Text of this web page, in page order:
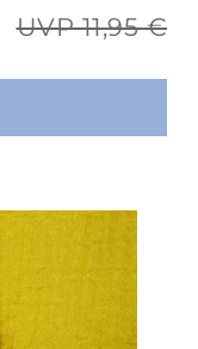
UVP 11,95 €